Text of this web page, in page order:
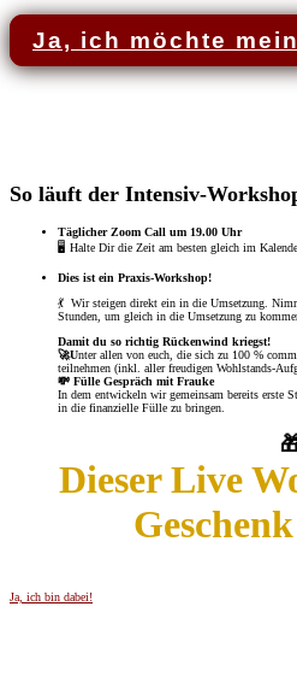
Ja, ich möchte
So läuft der Intensiv-
Täglicher Zoom Call um 19.00 Uhr
🖥️ Halte Dir die Zeit am besten gleich im
Dies ist ein Praxis-Workshop!
💃 Wir steigen direkt ein in die Umsetzung.
Stunden, um gleich in die Umsetzung zu
Damit du so richtig Rückenwind kriegst!
🚀Unter allen von euch, die sich zu 100 %
teilnehmen (inkl. aller freudigen Wohlstands-
💸 Fülle Gespräch mit Frauke
In dem entwickeln wir gemeinsam bereits erste
in die finanzielle Fülle zu bringen.
Dieser Live
Ja, ich bin dabei!